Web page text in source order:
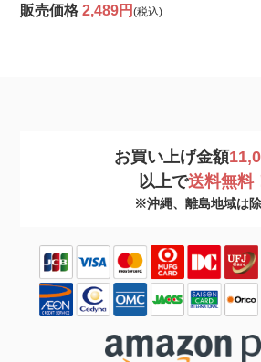
販売価格 2,489円(税込)
お買い上げ金額
以上で送料無料
※沖縄、離島地域は除